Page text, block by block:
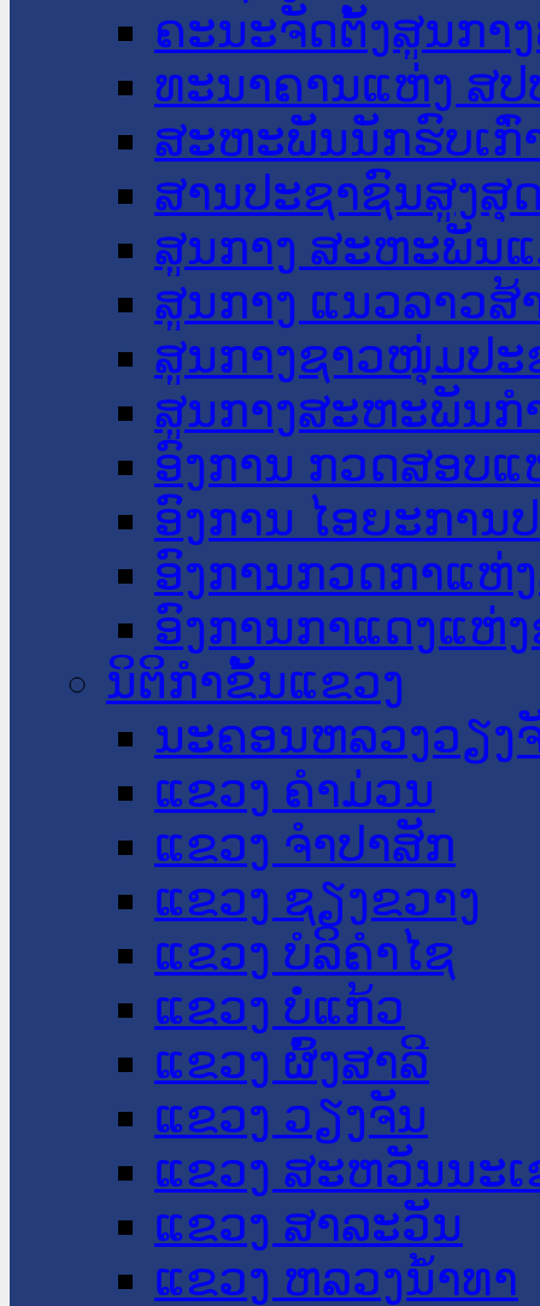
ຄະນະຈັດຕັ້ງສູນກາ
ທະນາຄານແຫ່ງ ສປ
ສະຫະພັນນັກຮົບເກົ່
ສານປະຊາຊົນສູງສຸ
ສູນກາງ ສະຫະພັນ
ສູນກາງ ແນວລາວສ້
ສູນກາງຊາວໜຸ່ມປະ
ສູນກາງສະຫະພັນກ
ອົງການ ກວດສອບແ
ອົງການ ໄອຍະການ
ອົງການກວດກາແຫ່
ອົງການກາແດງແຫ່
ນິຕິກໍາຂັ້ນແຂວງ
ນະ​ຄອນ​ຫລວງວຽງ
ແຂວງ ຄໍາມ່ວນ
ແຂວງ ຈໍາປາສັກ
ແຂວງ ຊຽງຂວາງ
ແຂວງ ບໍລິຄໍາໄຊ
ແຂວງ ບໍ່ແກ້ວ
ແຂວງ ຜົ້ງສາລີ
ແຂວງ ວຽງຈັນ
ແຂວງ ສະຫວັນນະ
ແຂວງ ສາລະວັນ
ແຂວງ ຫລວງນໍ້າທາ